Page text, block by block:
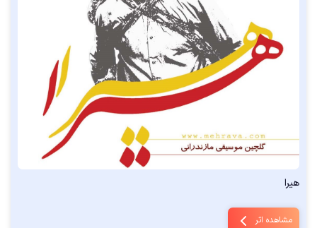
هیرا
مشاهده اثر